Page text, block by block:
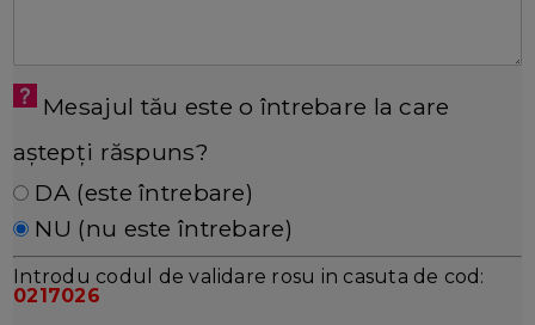
Mesajul tău este o întrebare la care
aștepți răspuns?
DA (este întrebare)
NU (nu este întrebare)
Introdu codul de validare rosu in casuta de cod:
0217026